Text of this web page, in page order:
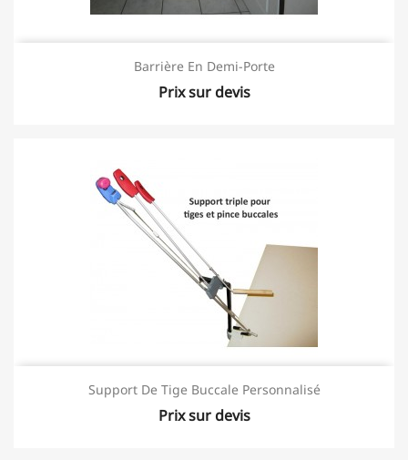
Barrière En Demi-Porte
Prix sur devis
Support De Tige Buccale Personnalisé
Prix sur devis